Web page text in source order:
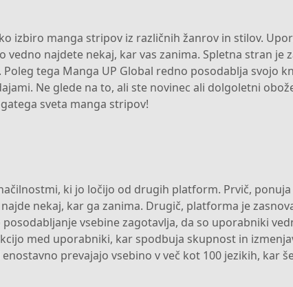
izbiro manga stripov iz različnih žanrov in stilov.
najdete nekaj, kar vas zanima. Spletna stran je
tega Manga UP Global redno posodablja svojo
Ne glede na to, ali ste novinec ali dolgoletni
sveta manga stripov!
ki jo ločijo od drugih platform. Prvič,
nekaj, kar ga zanima. Drugič, platforma je
vsebine zagotavlja, da so uporabniki
med uporabniki, kar spodbuja skupnost in
prevajajo vsebino v več kot 100 jezikih, kar